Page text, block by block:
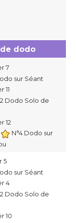
dodo
7
sur Séant
11
Dodo Solo de
12
N°4 Dodo sur
5
sur Séant
4
Dodo Solo de
10